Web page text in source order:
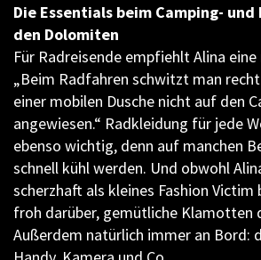
Die Essentials beim Camping-
den Dolomiten
Für Radreisende empfiehlt Alina eine
„Beim Radfahren schwitzt man
einer mobilen Dusche nicht auf den
angewiesen.“ Radkleidung für jede
ebenso wichtig, denn auf manchen
schnell kühl werden. Und obwohl
scherzhaft als kleines Fashion Victim
froh darüber, gemütliche Klamotten
Außerdem natürlich immer an Bord: